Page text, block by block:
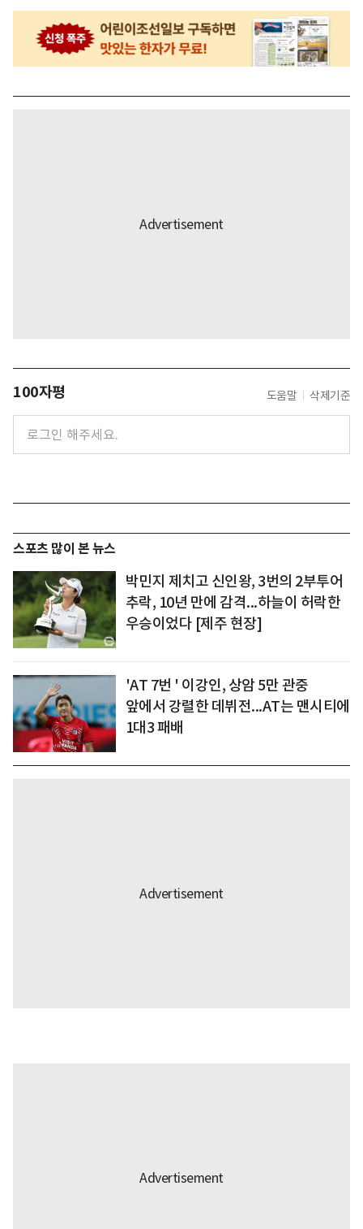
100자평 도움말 삭제기준
스포츠 많이 본 뉴스
박민지 제치고 신인왕, 3번의 2부투어
추락, 10년 만에 감격...하늘이 허락한
우승이었다 [제주 현장]
'AT 7번 ' 이강인, 상암 5만 관중
앞에서 강렬한 데뷔전...AT는 맨시티에
1대3 패배